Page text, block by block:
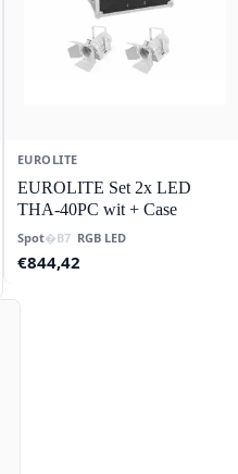
EUROLITE
EUROLITE Set 2x LED
THA-40PC wit + Case
Spot RGB LED
€844,42